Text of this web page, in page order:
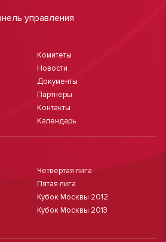
управления
Комитеты
Новости
Документы
Партнеры
Контакты
Календарь
Четвертая лига
Пятая лига
Кубок Москвы 2012
Кубок Москвы 2013